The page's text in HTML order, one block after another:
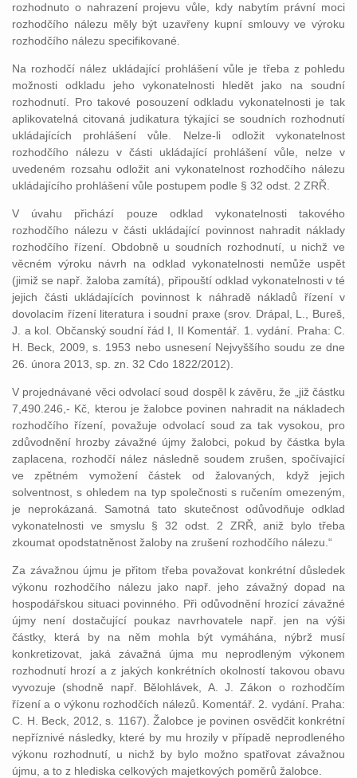
rozhodnuto o nahrazení projevu vůle, kdy nabytím právní moci
rozhodčího nálezu měly být uzavřeny kupní smlouvy ve výroku
rozhodčího nálezu specifikované.
Na rozhodčí nález ukládající prohlášení vůle je třeba z pohledu
možnosti odkladu jeho vykonatelnosti hledět jako na soudní
rozhodnutí. Pro takové posouzení odkladu vykonatelnosti je tak
aplikovatelná citovaná judikatura týkající se soudních rozhodnutí
ukládajících prohlášení vůle. Nelze-li odložit vykonatelnost
rozhodčího nálezu v části ukládající prohlášení vůle, nelze v
uvedeném rozsahu odložit ani vykonatelnost rozhodčího nálezu
ukládajícího prohlášení vůle postupem podle § 32 odst. 2 ZRŘ.
V úvahu přichází pouze odklad vykonatelnosti takového
rozhodčího nálezu v části ukládající povinnost nahradit náklady
rozhodčího řízení. Obdobně u soudních rozhodnutí, u nichž ve
věcném výroku návrh na odklad vykonatelnosti nemůže uspět
(jimiž se např. žaloba zamítá), připouští odklad vykonatelnosti v té
jejich části ukládajících povinnost k náhradě nákladů řízení v
dovolacím řízení literatura i soudní praxe (srov. Drápal, L., Bureš,
J. a kol. Občanský soudní řád I, II Komentář. 1. vydání. Praha: C.
H. Beck, 2009, s. 1953 nebo usnesení Nejvyššího soudu ze dne
26. února 2013, sp. zn. 32 Cdo 1822/2012).
V projednávané věci odvolací soud dospěl k závěru, že „již částku
7,490.246,- Kč, kterou je žalobce povinen nahradit na nákladech
rozhodčího řízení, považuje odvolací soud za tak vysokou, pro
zdůvodnění hrozby závažné újmy žalobci, pokud by částka byla
zaplacena, rozhodčí nález následně soudem zrušen, spočívající
ve zpětném vymožení částek od žalovaných, když jejich
solventnost, s ohledem na typ společnosti s ručením omezeným,
je neprokázaná. Samotná tato skutečnost odůvodňuje odklad
vykonatelnosti ve smyslu § 32 odst. 2 ZRŘ, aniž bylo třeba
zkoumat opodstatněnost žaloby na zrušení rozhodčího nálezu.“
Za závažnou újmu je přitom třeba považovat konkrétní důsledek
výkonu rozhodčího nálezu jako např. jeho závažný dopad na
hospodářskou situaci povinného. Při odůvodnění hrozící závažné
újmy není dostačující poukaz navrhovatele např. jen na výši
částky, která by na něm mohla být vymáhána, nýbrž musí
konkretizovat, jaká závažná újma mu neprodleným výkonem
rozhodnutí hrozí a z jakých konkrétních okolností takovou obavu
vyvozuje (shodně např. Bělohlávek, A. J. Zákon o rozhodčím
řízení a o výkonu rozhodčích nálezů. Komentář. 2. vydání. Praha:
C. H. Beck, 2012, s. 1167). Žalobce je povinen osvědčit konkrétní
nepříznivé následky, které by mu hrozily v případě neprodleného
výkonu rozhodnutí, u nichž by bylo možno spatřovat závažnou
újmu, a to z hlediska celkových majetkových poměrů žalobce.